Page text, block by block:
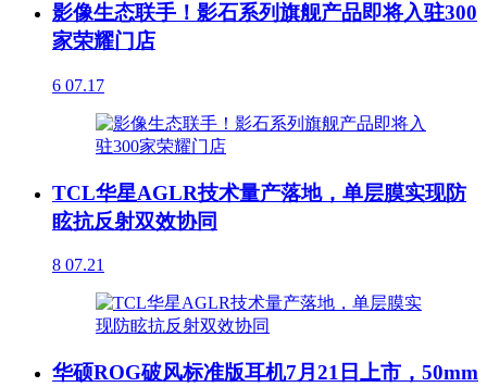
影像生态联手！影石系列旗舰产品即将入驻300
家荣耀门店
6 07.17
TCL华星AGLR技术量产落地，单层膜实现防
眩抗反射双效协同
8 07.21
华硕ROG破风标准版耳机7月21日上市，50mm